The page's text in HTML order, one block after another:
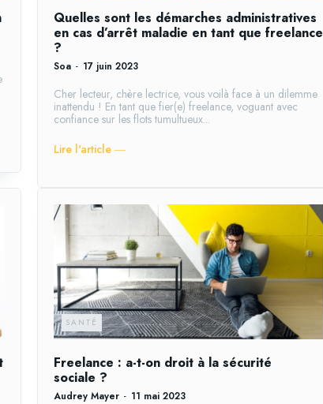
Quelles sont les démarches administratives
en cas d’arrêt maladie en tant que freelance
?
Soa - 17 juin 2023
Cher lecteur, chère lectrice, vous voilà face à un dilemme
inattendu ! En tant que fier(e) freelance, voguant avec
confiance sur les flots tumultueux...
Lire l'article ―
SANTÉ
Freelance : a-t-on droit à la sécurité
sociale ?
Audrey Mayer - 11 mai 2023